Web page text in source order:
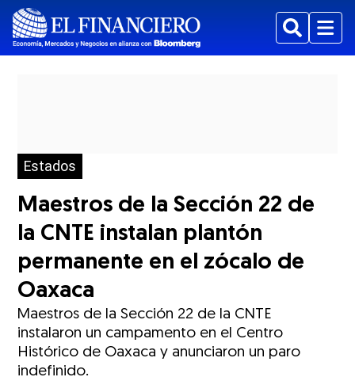
BuscarMenu
Estados
Maestros de la Sección 22 de
la CNTE instalan plantón
permanente en el zócalo de
Oaxaca
Maestros de la Sección 22 de la CNTE
instalaron un campamento en el Centro
Histórico de Oaxaca y anunciaron un paro
indefinido.